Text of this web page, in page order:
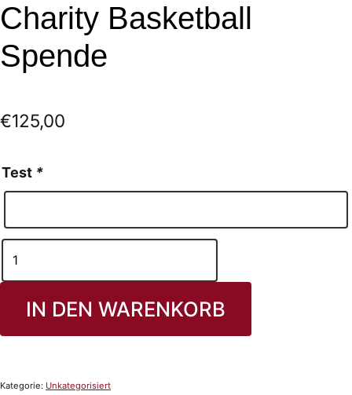
Charity Basketball
Spende
€125,00
Test *
IN DEN WARENKORB
Kategorie: Unkategorisiert